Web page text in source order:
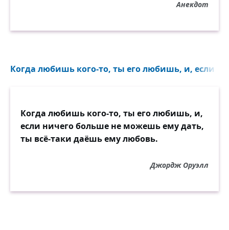
Анекдот
Когда любишь кого-то, ты его любишь, и, если
Когда любишь кого-то, ты его любишь, и,
если ничего больше не можешь ему дать,
ты всё-таки даёшь ему любовь.
Джордж Оруэлл